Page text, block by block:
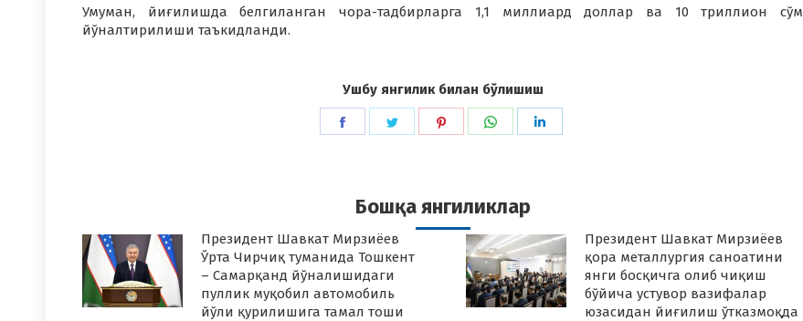
Умуман, йиғилишда белгиланган чора-тадбирларга 1,1 миллиард доллар ва 10 триллион сўм
йўналтирилиши таъкидланди.
Ушбу янгилик билан бўлишиш
Share
Share
Share
Share
Бошқа янгиликлар
Президент Шавкат Мирзиёев
Ўрта Чирчиқ туманида Тошкент
– Самарқанд йўналишидаги
пуллик муқобил автомобиль
йўли қурилишига тамал тоши
Президент Шавкат Мирзиёев
қора металлургия саноатини
янги босқичга олиб чиқиш
бўйича устувор вазифалар
юзасидан йиғилиш ўтказмоқда